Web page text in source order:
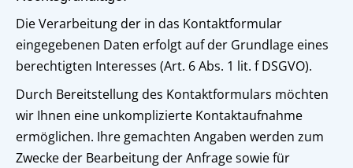
Die Verarbeitung der in das Kontaktformular
eingegebenen Daten erfolgt auf der Grundlage eines
berechtigten Interesses (Art. 6 Abs. 1 lit. f DSGVO).
Durch Bereitstellung des Kontaktformulars möchten
wir Ihnen eine unkomplizierte Kontaktaufnahme
ermöglichen. Ihre gemachten Angaben werden zum
Zwecke der Bearbeitung der Anfrage sowie für